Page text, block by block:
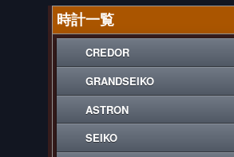
時計一覧
CREDOR
GRANDSEIKO
ASTRON
SEIKO